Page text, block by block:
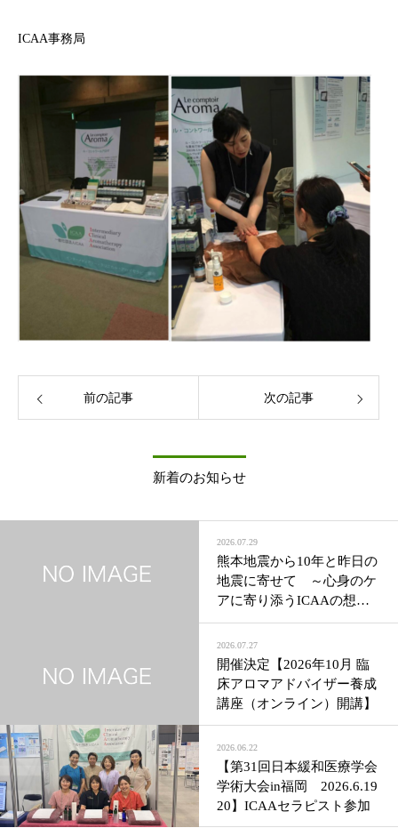
ICAA事務局
前の記事 次の記事
新着のお知らせ
2026.07.29
熊本地震から10年と昨日の
地震に寄せて ～心身のケ
アに寄り添うICAAの想い
～
2026.07.27
開催決定【2026年10月 臨
床アロマアドバイザー養成
講座（オンライン）開講】
2026.06.22
【第31回日本緩和医療学会
学術大会in福岡 2026.6.19
20】ICAAセラピスト参加